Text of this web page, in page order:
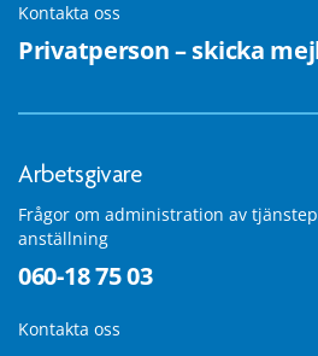
Kontakta oss
Privatperson – skicka
Arbetsgivare
Frågor om administration av
anställning
060-18 75 03
Kontakta oss